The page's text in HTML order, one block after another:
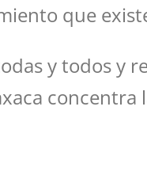
que
y todos y